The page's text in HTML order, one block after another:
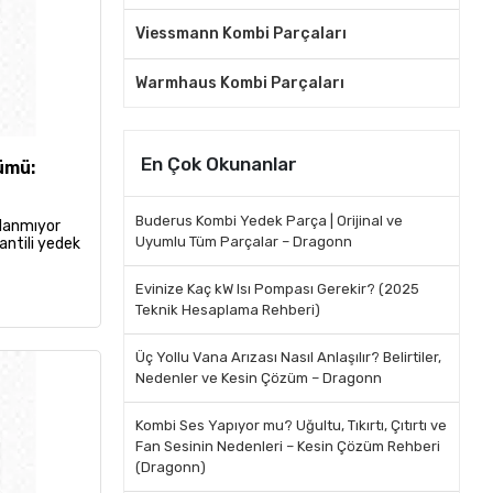
yedek
Viessmann Kombi Parçaları
Warmhaus Kombi Parçaları
En Çok Okunanlar
Buderus Kombi Yedek Parça | Orijinal ve
Uyumlu Tüm Parçalar – Dragonn
Evinize Kaç kW Isı Pompası Gerekir? (2025
Teknik Hesaplama Rehberi)
Üç Yollu Vana Arızası Nasıl Anlaşılır? Belirtiler,
Nedenler ve Kesin Çözüm – Dragonn
Kombi Ses Yapıyor mu? Uğultu, Tıkırtı, Çıtırtı ve
Fan Sesinin Nedenleri – Kesin Çözüm Rehberi
(Dragonn)